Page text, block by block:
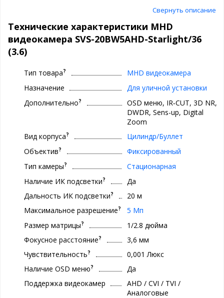
Свернуть описание
Технические характеристики MHD
видеокамера SVS-20BW5AHD-Starlight/36
(3.6)
Тип товара?
МHD видеокамера
Назначение
Для уличной установки
Дополнительно?
OSD меню, IR‐CUT, 3D NR,
DWDR, Sens-up, Digital
Zoom
Вид корпуса?
Цилиндр/Буллет
Объектив?
Фиксированный
Тип камеры?
Стационарная
Наличие ИК подсветки?
Да
Дальность ИК подсветки?
20 м
Максимальное разрешение?
5 Мп
Размер матрицы?
1/2.8 дюйма
Фокусное расстояние?
3,6 мм
Чувствительность?
0,001 Люкс
Наличие OSD меню?
Да
Поддержка видеокамер
AHD / CVI / TVI /
Аналоговые